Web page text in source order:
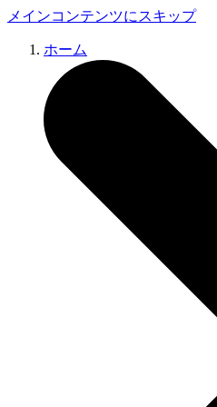
メインコンテンツにスキップ
ホーム